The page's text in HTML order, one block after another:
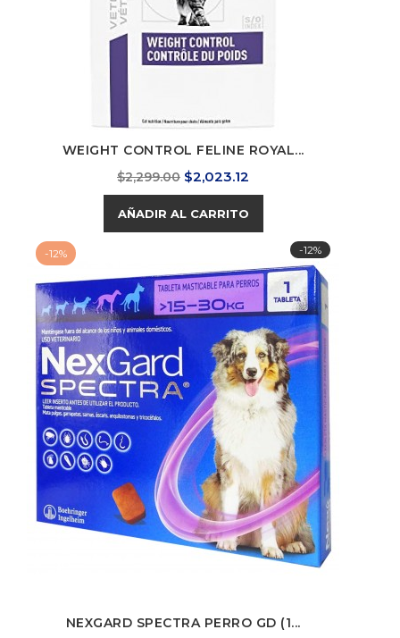
WEIGHT CONTROL FELINE ROYAL...
Precio
base
$2,299.00 Precio
$2,023.12
AÑADIR AL CARRITO
-12%
-12%
NEXGARD SPECTRA PERRO GD (1...